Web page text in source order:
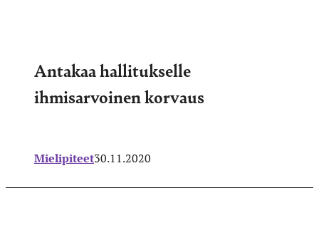
Antakaa hallitukselle
ihmisarvoinen korvaus
Mielipiteet30.11.2020